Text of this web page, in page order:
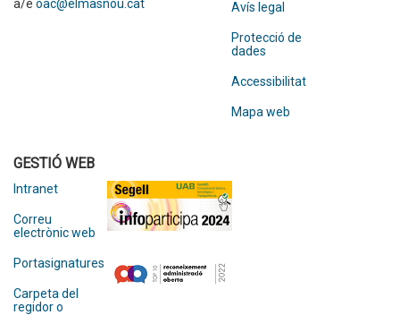
a/e oac@elmasnou.cat Avís legal
Protecció de
dades
Accessibilitat
Mapa web
GESTIÓ WEB
Intranet
Correu
electrònic web
Portasignatures
Carpeta del
regidor o